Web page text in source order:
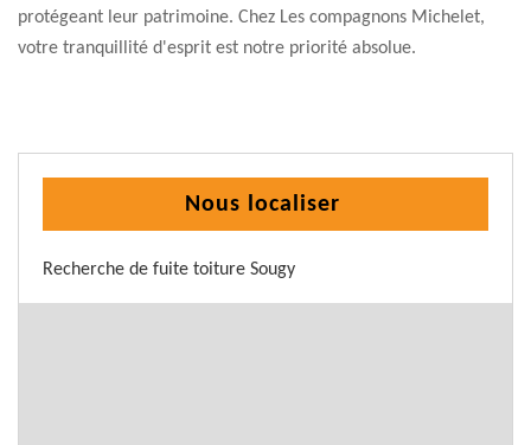
protégeant leur patrimoine. Chez Les compagnons Michelet,
votre tranquillité d'esprit est notre priorité absolue.
Nous localiser
Recherche de fuite toiture Sougy